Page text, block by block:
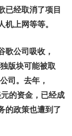
已经取消了项目
上网等等。
歌公司吸收，
版块可能被取
司。去年，
的资金，已经成
的政策也遭到了